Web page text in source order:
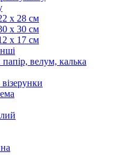
х 28 см
х 30 см
х 17 см
велум, калька